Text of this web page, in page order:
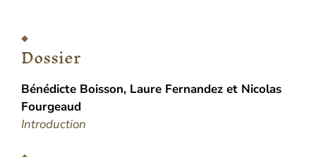
Dossier
Bénédicte Boisson, Laure Fernandez et Nicolas
Fourgeaud
Introduction